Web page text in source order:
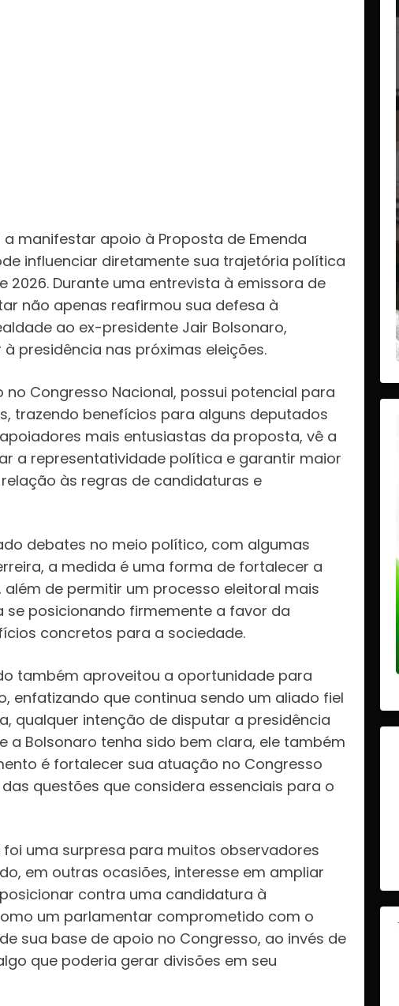
manifestar apoio à Proposta de Emenda
influenciar diretamente sua trajetória política
2026. Durante uma entrevista à emissora de
não apenas reafirmou sua defesa à
ao ex-presidente Jair Bolsonaro,
presidência nas próximas eleições.
no Congresso Nacional, possui potencial para
trazendo benefícios para alguns deputados
mais entusiastas da proposta, vê a
a representatividade política e garantir maior
às regras de candidaturas e
debates no meio político, com algumas
a medida é uma forma de fortalecer a
de permitir um processo eleitoral mais
se posicionando firmemente a favor da
concretos para a sociedade.
também aproveitou a oportunidade para
enfatizando que continua sendo um aliado fiel
qualquer intenção de disputar a presidência
a Bolsonaro tenha sido bem clara, ele também
é fortalecer sua atuação no Congresso
questões que considera essenciais para o
uma surpresa para muitos observadores
em outras ocasiões, interesse em ampliar
contra uma candidatura à
um parlamentar comprometido com o
sua base de apoio no Congresso, ao invés de
que poderia gerar divisões em seu